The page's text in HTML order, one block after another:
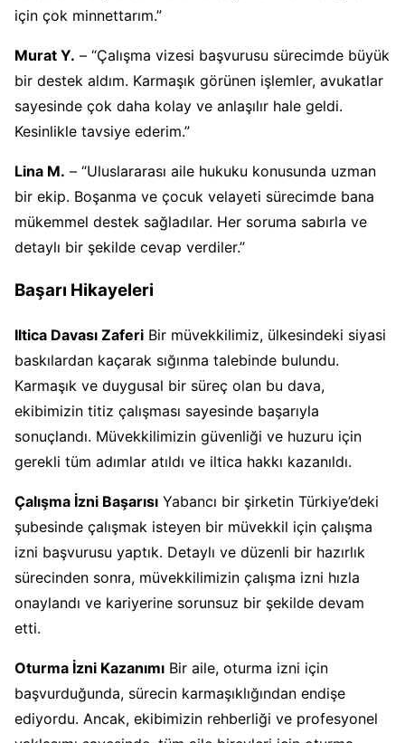
için çok minnettarım.”
Murat Y. – “Çalışma vizesi başvurusu sürecimde büyük
bir destek aldım. Karmaşık görünen işlemler, avukatlar
sayesinde çok daha kolay ve anlaşılır hale geldi.
Kesinlikle tavsiye ederim.”
Lina M. – “Uluslararası aile hukuku konusunda uzman
bir ekip. Boşanma ve çocuk velayeti sürecimde bana
mükemmel destek sağladılar. Her soruma sabırla ve
detaylı bir şekilde cevap verdiler.”
Başarı Hikayeleri
Iltica Davası Zaferi Bir müvekkilimiz, ülkesindeki siyasi
baskılardan kaçarak sığınma talebinde bulundu.
Karmaşık ve duygusal bir süreç olan bu dava,
ekibimizin titiz çalışması sayesinde başarıyla
sonuçlandı. Müvekkilimizin güvenliği ve huzuru için
gerekli tüm adımlar atıldı ve iltica hakkı kazanıldı.
Çalışma İzni Başarısı Yabancı bir şirketin Türkiye’deki
şubesinde çalışmak isteyen bir müvekkil için çalışma
izni başvurusu yaptık. Detaylı ve düzenli bir hazırlık
sürecinden sonra, müvekkilimizin çalışma izni hızla
onaylandı ve kariyerine sorunsuz bir şekilde devam
etti.
Oturma İzni Kazanımı Bir aile, oturma izni için
başvurduğunda, sürecin karmaşıklığından endişe
ediyordu. Ancak, ekibimizin rehberliği ve profesyonel